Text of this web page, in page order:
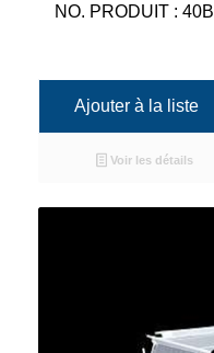
NO. PRODUIT :
Ajouter à la liste
Voir les détails